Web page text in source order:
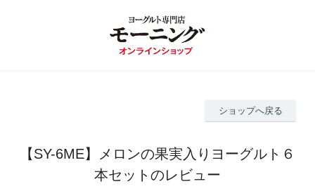
ショップへ戻る
【SY-6ME】メロンの果実入りヨーグルト６
本セットのレビュー